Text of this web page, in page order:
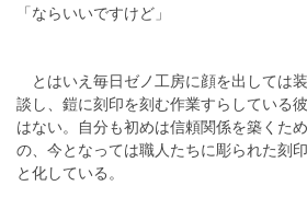
「ならいいですけど」
とはいえ毎日ゼノ工房に顔を出しては
談し、鎧に刻印を刻む作業すらしている
はない。自分も初めは信頼関係を築くた
の、今となっては職人たちに彫られた刻
と化している。